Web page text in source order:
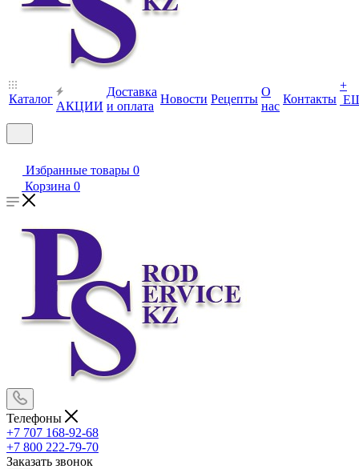
Каталог
АКЦИИ
Доставка
и оплата
Новости Рецепты
О
нас
Контакты
+
Избранные товары 0
Корзина 0
Телефоны
+7 707 168-92-68
+7 800 222-79-70
Заказать звонок